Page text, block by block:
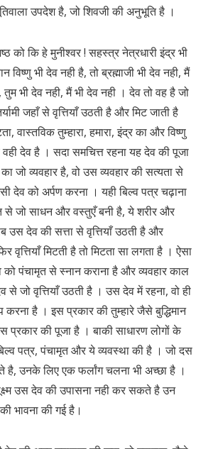
उपदेश है, जो शिवजी की अनुभूति है ।
को कि हे मुनीश्वर ! सहस्त्र नेत्रधारी इंद्र भी
विष्णु भी देव नही है, तो ब्रह्माजी भी देव नही, मैं
तुम भी देव नही, मैं भी देव नही । देव तो वह है जो
जहाँ से वृत्तियाँ उठती है और मिट जाती है
वास्तविक तुम्हारा, हमारा, इंद्र का और विष्णु
देव है । सदा समचित्त रहना यह देव की पूजा
जो व्यवहार है, वो उस व्यवहार की सत्यता से
देव को अर्पण करना । यही बिल्व पत्र चढ़ाना
जो साधन और वस्तुएँ बनी है, ये शरीर और
देव की सत्ता से वृत्तियाँ उठती है और
वृत्तियाँ मिटती है तो मिटता सा लगता है । ऐसा
पंचामृत से स्नान कराना है और व्यवहार काल
से जो वृत्तियाँ उठती है । उस देव में रहना, वो ही
है । इस प्रकार की तुम्हारे जैसे बुद्धिमान
प्रकार की पूजा है । बाकी साधारण लोगों के
पत्र, पंचामृत और ये व्यवस्था की है । जो दस
उनके लिए एक फर्लांग चलना भी अच्छा है ।
उस देव की उपासना नही कर सकते है उन
भावना की गई है।